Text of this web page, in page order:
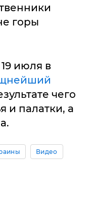
горы
июля в
чего
и палатки, а
Видео